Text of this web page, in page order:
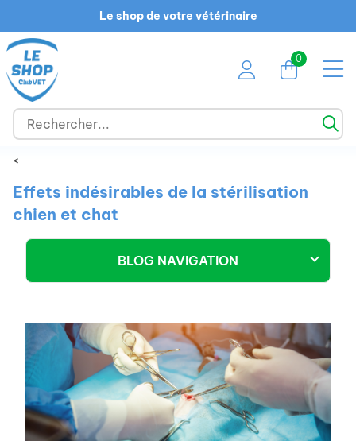
Le shop de votre vétérinaire
0
<
Effets indésirables de la stérilisation
chien et chat
BLOG NAVIGATION